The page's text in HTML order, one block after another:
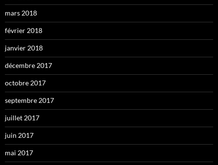
mars 2018
février 2018
janvier 2018
décembre 2017
octobre 2017
septembre 2017
juillet 2017
juin 2017
mai 2017